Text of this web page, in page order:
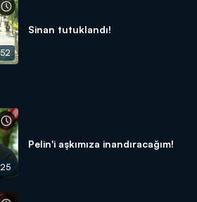
Sinan tutuklandı!
Pelin'i aşkımıza inandıracağım!